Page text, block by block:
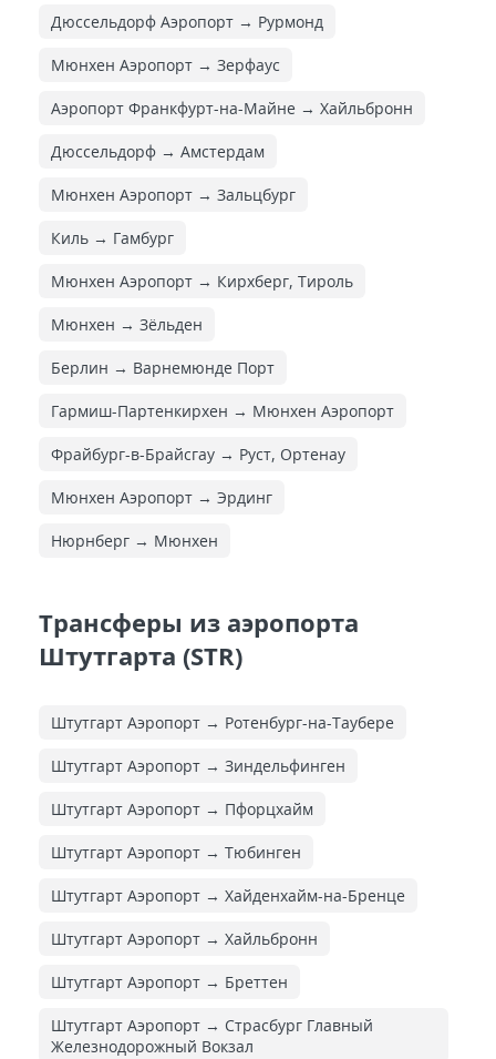
Дюссельдорф Аэропорт → Рурмонд
Мюнхен Аэропорт → Зерфаус
Аэропорт Франкфурт-на-Майне → Хайльбронн
Дюссельдорф → Амстердам
Мюнхен Аэропорт → Зальцбург
Киль → Гамбург
Мюнхен Аэропорт → Кирхберг, Тироль
Мюнхен → Зёльден
Берлин → Варнемюнде Порт
Гармиш-Партенкирхен → Мюнхен Аэропорт
Фрайбург-в-Брайсгау → Руст, Ортенау
Мюнхен Аэропорт → Эрдинг
Нюрнберг → Мюнхен
Трансферы из аэропорта
Штутгарта (STR)
Штутгарт Аэропорт → Ротенбург-на-Таубере
Штутгарт Аэропорт → Зиндельфинген
Штутгарт Аэропорт → Пфорцхайм
Штутгарт Аэропорт → Тюбинген
Штутгарт Аэропорт → Хайденхайм-на-Бренце
Штутгарт Аэропорт → Хайльбронн
Штутгарт Аэропорт → Бреттен
Штутгарт Аэропорт → Страсбург Главный
Железнодорожный Вокзал